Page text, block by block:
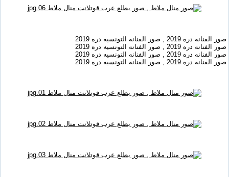
صور الفنانه دره 2019 , صور الفنانه التونسيه دره 2019
صور الفنانه دره 2019 , صور الفنانه التونسيه دره 2019
صور الفنانه دره 2019 , صور الفنانه التونسيه دره 2019
صور الفنانه دره 2019 , صور الفنانه التونسيه دره 2019